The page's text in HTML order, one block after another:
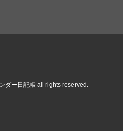
ダー日記帳all rights reserved.